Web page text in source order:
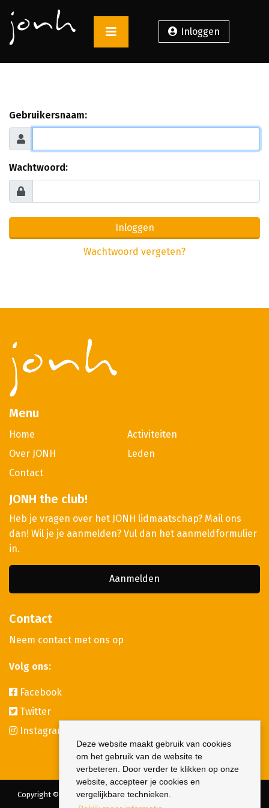
Deze website maakt gebruik van cookies
om het gebruik van de website te
verbeteren. Door verder te klikken op onze
website, accepteer je cookies en
vergelijkbare technieken.
Inloggen
Gebruikersnaam:
Wachtwoord:
Inloggen
Wachtwoord vergeten?
Menu
Home
Activiteiten
Over JONH
Leden
Contact
JONH the club!
Heb je vragen over het JONH lidmaatschap? Mail ons
dan! Wil je je aanmelden? Vul dan het aanmeldformulier
in.
Aanmelden
Contact
Neem contact met ons op
Volg ons:
Facebook
Twitter
Instagram
Copyright © 2026 JONH - Jonge Ondernemers Harderwijk | KvK nr.: